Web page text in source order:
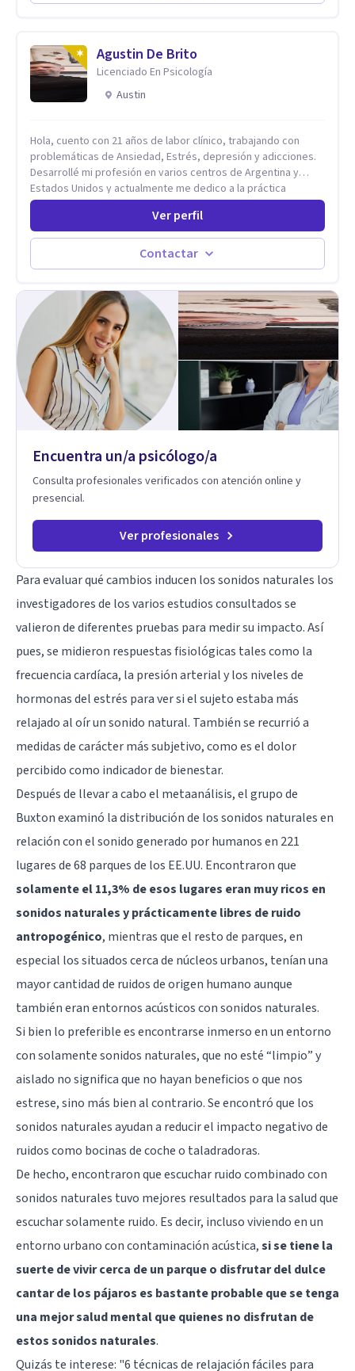
Agustin De Brito
Licenciado En Psicología
Austin
Hola, cuento con 21 años de labor clínico, trabajando con
problemáticas de Ansiedad, Estrés, depresión y adicciones.
Desarrollé mi profesión en varios centros de Argentina y
Estados Unidos y actualmente me dedico a la práctica
privada. Utilizo terapias cognitivas conductuales basadas en
evidencia científica con comprobados resultados. Los
objetivos terapéuticos están centrados en brindar
herramientas concretas para el cambio, que permitan
desarrollar nuevas habilidades y estrategias basadas en la
Ver perfil
Contactar
Encuentra un/a psicólogo/a
Consulta profesionales verificados con atención online y
presencial.
Ver profesionales
Para evaluar qué cambios inducen los sonidos naturales los
investigadores de los varios estudios consultados se
valieron de diferentes pruebas para medir su impacto. Así
pues, se midieron respuestas fisiológicas tales como la
frecuencia cardíaca, la presión arterial y los niveles de
hormonas del estrés para ver si el sujeto estaba más
relajado al oír un sonido natural. También se recurrió a
medidas de carácter más subjetivo, como es el dolor
percibido como indicador de bienestar.
Después de llevar a cabo el metaanálisis, el grupo de
Buxton examinó la distribución de los sonidos naturales en
relación con el sonido generado por humanos en 221
lugares de 68 parques de los EE.UU. Encontraron que
solamente el 11,3% de esos lugares eran muy ricos en
sonidos naturales y prácticamente libres de ruido
antropogénico, mientras que el resto de parques, en
especial los situados cerca de núcleos urbanos, tenían una
mayor cantidad de ruidos de origen humano aunque
también eran entornos acústicos con sonidos naturales.
Si bien lo preferible es encontrarse inmerso en un entorno
con solamente sonidos naturales, que no esté “limpio” y
aislado no significa que no hayan beneficios o que nos
estrese, sino más bien al contrario. Se encontró que los
sonidos naturales ayudan a reducir el impacto negativo de
ruidos como bocinas de coche o taladradoras.
De hecho, encontraron que escuchar ruido combinado con
sonidos naturales tuvo mejores resultados para la salud que
escuchar solamente ruido. Es decir, incluso viviendo en un
entorno urbano con contaminación acústica,si se tiene la
suerte de vivir cerca de un parque o disfrutar del dulce
cantar de los pájaros es bastante probable que se tenga
una mejor salud mental que quienes no disfrutan de
estos sonidos naturales.
Quizás te interese: "6 técnicas de relajación fáciles para